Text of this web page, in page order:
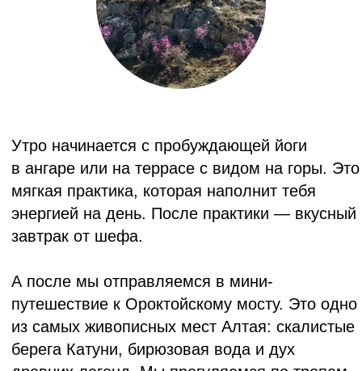
и насладиться тишиной.
вечера у костра, игры в мафию,
фирменных настоек.
Но самое главное —состояние,
которое увезете с собой после тура.
Исследуем жизнь, испытываем